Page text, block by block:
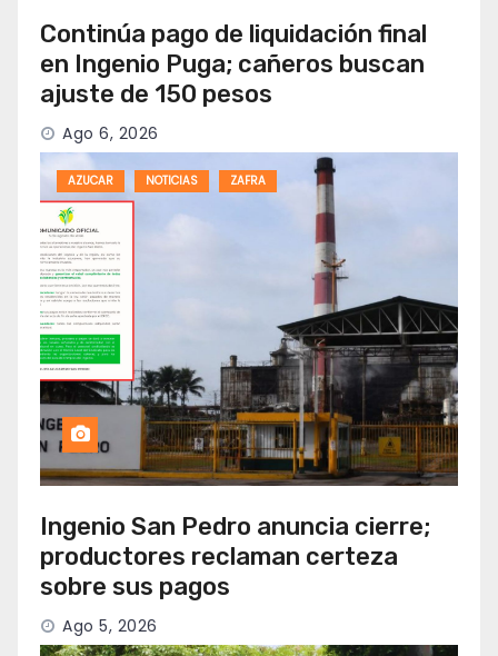
Continúa pago de liquidación final
en Ingenio Puga; cañeros buscan
ajuste de 150 pesos
Ago 6, 2026
AZUCAR NOTICIAS ZAFRA
Ingenio San Pedro anuncia cierre;
productores reclaman certeza
sobre sus pagos
Ago 5, 2026